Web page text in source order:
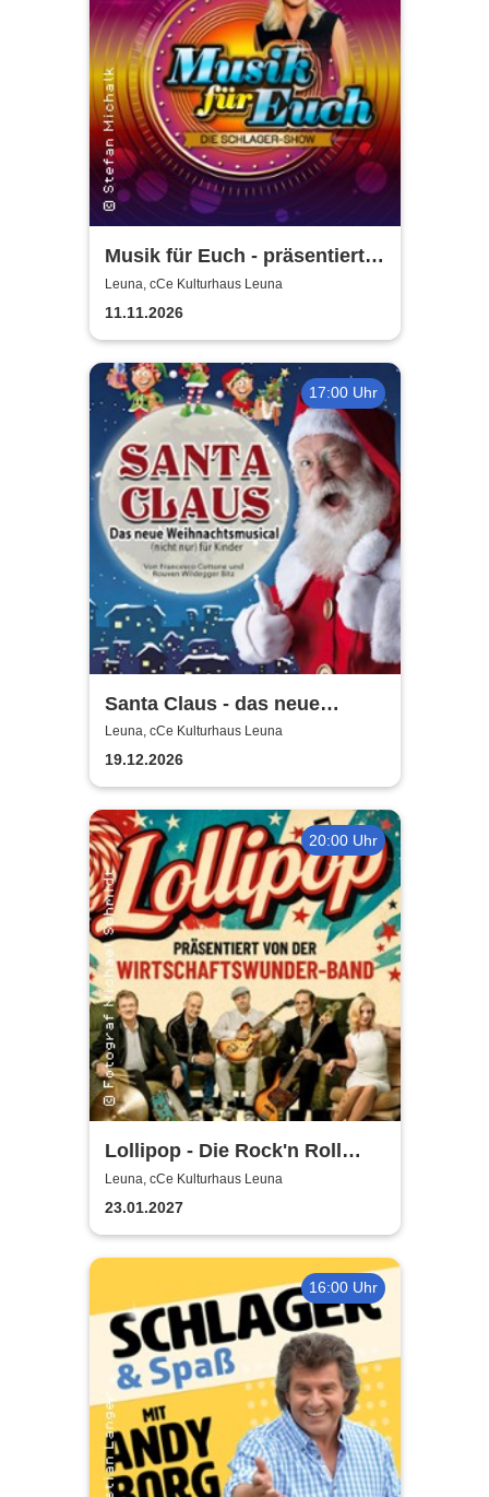
Musik für Euch - präsentiert
von Uta Bresan
Leuna, cCe Kulturhaus Leuna
11.11.2026
17:00 Uhr
Santa Claus - das neue
Weihnachtsmusical (nicht
nur) für Kinder
Leuna, cCe Kulturhaus Leuna
19.12.2026
20:00 Uhr
Lollipop - Die Rock'n Roll
Show - präsentiert von der
Wirtschaftswunder-Band
Leuna, cCe Kulturhaus Leuna
23.01.2027
16:00 Uhr